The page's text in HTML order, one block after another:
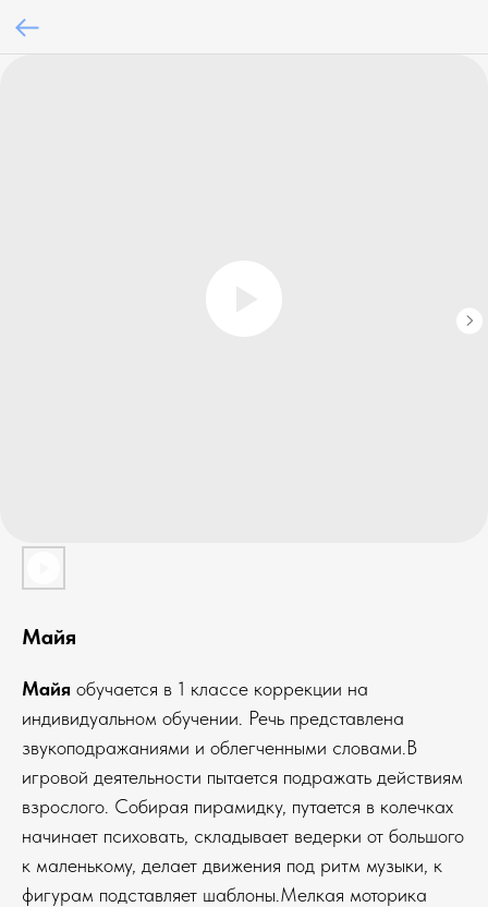
Майя
Майя обучается в 1 классе коррекции на
индивидуальном обучении. Речь представлена
звукоподражаниями и облегченными словами.В
игровой деятельности пытается подражать действиям
взрослого. Собирая пирамидку, путается в колечках
начинает психовать, складывает ведерки от большого
к маленькому, делает движения под ритм музыки, к
фигурам подставляет шаблоны.Мелкая моторика